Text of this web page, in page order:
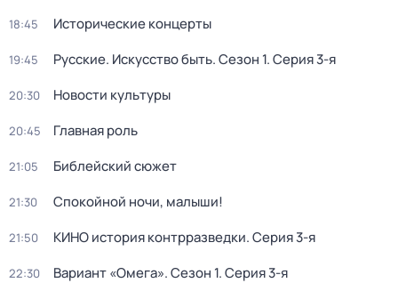
18:45 Исторические концерты
19:45 Русские. Искусство быть. Сезон 1. Серия 3-я
20:30 Новости культуры
20:45 Главная роль
21:05 Библейский сюжет
21:30 Спокойной ночи, малыши!
21:50 КИНО история контрразведки. Серия 3-я
22:30 Вариант «Омега». Сезон 1. Серия 3-я